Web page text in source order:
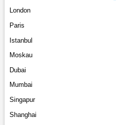
London
Paris
Istanbul
Moskau
Dubai
Mumbai
Singapur
Shanghai